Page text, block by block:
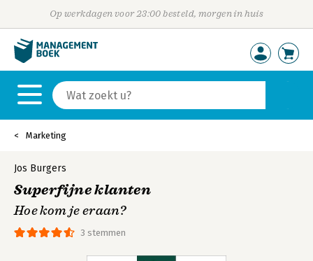
Op werkdagen voor 23:00 besteld, morgen in huis
Marketing
3 stemmen
Jos Burgers
Superfijne klanten
Hoe kom je eraan?